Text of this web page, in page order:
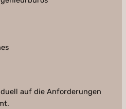
auf die Anforderungen